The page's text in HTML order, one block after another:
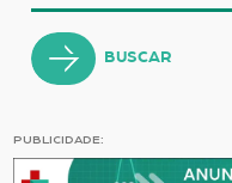
BUSCAR
PUBLICIDADE: